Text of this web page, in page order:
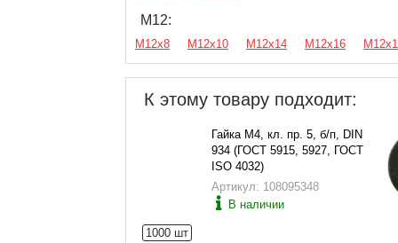
М12:
М12х8 М12х10 М12х14 М12х16
К этому товару подходит:
Гайка М4, кл. пр. 5, б/п, DIN
934 (ГОСТ 5915, 5927, ГОСТ
ISO 4032)
Артикул: 108095348
В наличии
1000 шт